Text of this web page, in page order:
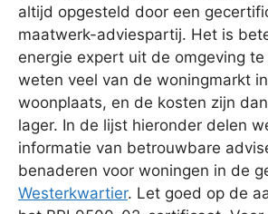
altijd opgesteld door een
maatwerk-adviespartij. Het is
energie expert uit de omgeving te
weten veel van de woningmarkt
woonplaats, en de kosten zijn
lager. In de lijst hieronder delen
informatie van betrouwbare
benaderen voor woningen in de
Westerkwartier. Let goed op de